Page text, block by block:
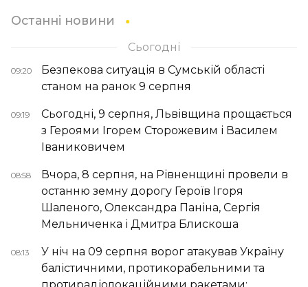
Останні новини
Сьогодні
09:20
Безпекова ситуація в Сумській області
станом на ранок 9 серпня
09:19
Сьогодні, 9 серпня, Львівщина прощається
з Героями Ігорем Сторожевим і Василем
Іваниковичем
08:58
Вчора, 8 серпня, на Рівненщині провели в
останню земну дорогу Героїв Ігоря
Шаленого, Олександра Паніна, Сергія
Мельниченка і Дмитра Блискоша
08:13
У ніч на 09 серпня ворог атакував Україну
балістичними, протикорабельними та